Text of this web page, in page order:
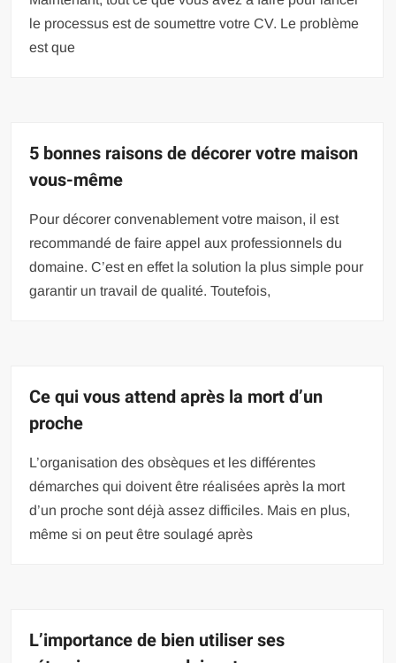
le processus est de soumettre votre CV. Le problème
est que
5 bonnes raisons de décorer votre maison
vous-même
Pour décorer convenablement votre maison, il est
recommandé de faire appel aux professionnels du
domaine. C’est en effet la solution la plus simple pour
garantir un travail de qualité. Toutefois,
Ce qui vous attend après la mort d’un
proche
L’organisation des obsèques et les différentes
démarches qui doivent être réalisées après la mort
d’un proche sont déjà assez difficiles. Mais en plus,
même si on peut être soulagé après
L’importance de bien utiliser ses